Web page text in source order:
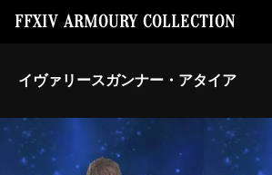
FFXIV ARMOURY COLLECTION
イヴァリースガンナー・アタイア